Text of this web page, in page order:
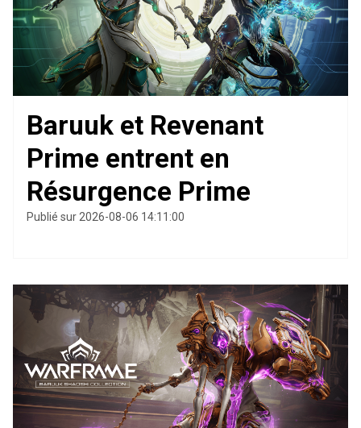
Baruuk et Revenant
Prime entrent en
Résurgence Prime
Publié sur 2026-08-06 14:11:00